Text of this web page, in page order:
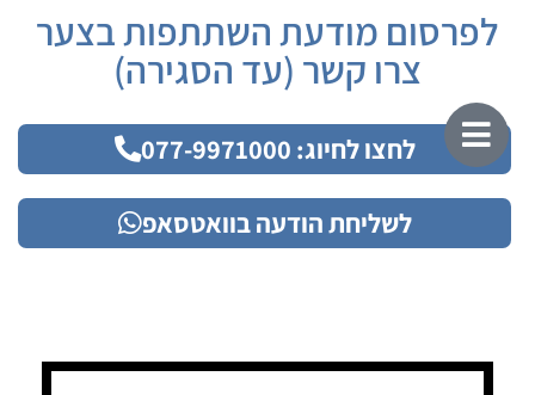
לפרסום מודעת השתתפות בצער
צרו קשר (עד הסגירה)
לחצו לחיוג: 077-9971000
לשליחת הודעה בוואטסאפ